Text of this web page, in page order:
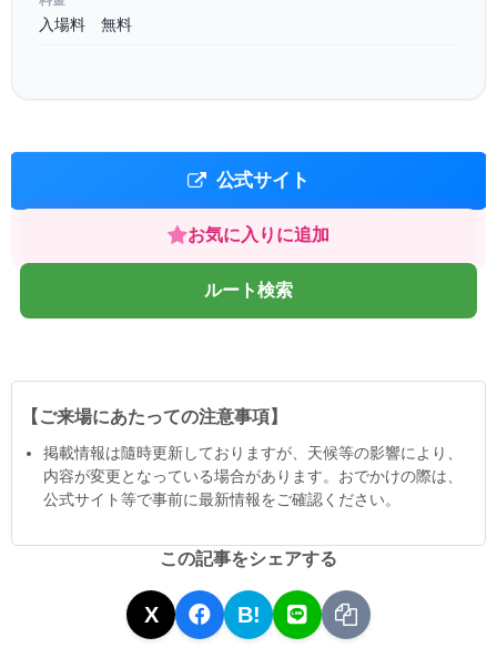
入場料 無料
公式サイト
お気に入りに追加
ルート検索
【ご来場にあたっての注意事項】
掲載情報は隨時更新しておりますが、天候等の影響により、
内容が変更となっている場合があります。おでかけの際は、
公式サイト等で事前に最新情報をご確認ください。
この記事をシェアする
X B!